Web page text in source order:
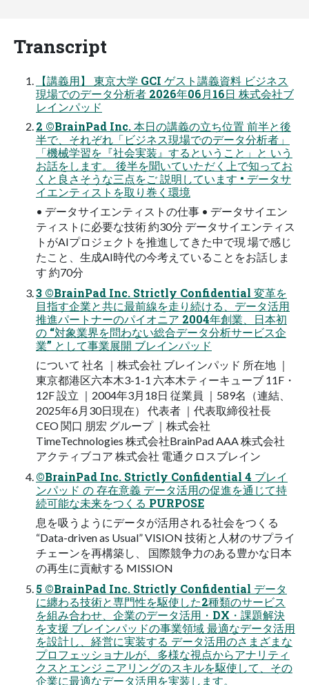
Transcript
【講義用】 東京大学 GCI ゲスト講義資料 ビジネス
現場でのデータ分析者 2026年06月16日 株式会社ブ
レインパッド
2 ©BrainPad Inc. 本日の講義の立ち位置 前半と後
半で、それぞれ「ビジネス現場でのデータ分析者」
「機械学習を『社会実装』するということ」と いう
お話をします。 後半を聞いていただく上で知ってお
くと良さそうな三点をご 説明しています • データサ
イエンティストを取り巻く環境
• データサイエンティストの仕事 • データサイエン
ティストに必要な技術 約30分 データサイエンティス
トがAIプロジェクトを推進してきた中で現 場で感じ
たこと、生成AI時代の今考えていることをお話しま
す 約70分
3 ©BrainPad Inc. Strictly Confidential 変革を
目指す企業と共に最前線を走り続ける、データ活用
推進パートナーのパイオニア 2004年創業、日本初
の “対象業界を問わない総合データ分析サービス企
業” として事業展開 ブレインパッド
について 社名 ｜株式会社 ブレインパッド 所在地 ｜
東京都港区六本木3-1-1 六本木ティーキューブ 11F・
12F 設立 ｜2004年3月18日 従業員 ｜589名（連結、
2025年6月30日現在） 代表者 ｜代表取締役社長
CEO 関口 朋宏 グループ ｜株式会社
TimeTechnologies 株式会社BrainPad AAA 株式会社
アクティブコア 株式会社 電通クロスブレイン
©BrainPad Inc. Strictly Confidential 4 ブレイ
ンパッド の 存在意義 データ活用の促進を通じて持
続可能な未来をつくる PURPOSE
息を吸うようにデータが活用される社会をつくる
“Data-driven as Usual” VISION 技術と人材のサプライ
チェーンを再構築し、 国際競争力のある豊かな日本
の再生に貢献する MISSION
5 ©BrainPad Inc. Strictly Confidential データ
に纏わる技術と専門性を駆使した2種類のサービス
を組み合わせ、企業のデータ活用・DX・課題解決
を支援 ブレインパッドの事業領域 最適なデータ活用
を設計し、経営に実装する データ活用のさまざまな
プロフェッショナルが、多様な視点からアナリティ
クスとエンジ ニアリングのスキルを駆使して、その
企業に最適なデータ活用を実装します。